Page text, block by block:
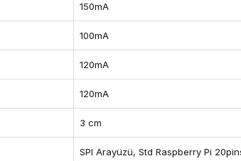
150mA
100mA
120mA
120mA
3 cm
SPI Arayüzü, Std Raspberry Pi